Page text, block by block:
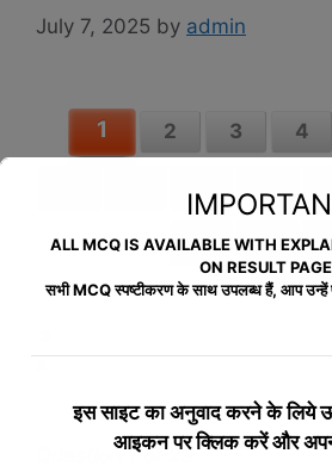
July 7, 2025 by admin
1 2 3 4
14 15
Question 1 of 29
ALL MCQ IS AVAILABLE WITH
ON RESULT
सभी MCQ स्पष्टीकरण के साथ उपलब्ध हैं, आप उन्हें
इस साइट का अनुवाद करने के लिये
आइकन पर क्लिक करें और